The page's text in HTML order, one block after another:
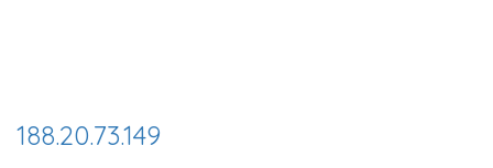
188.20.73.149